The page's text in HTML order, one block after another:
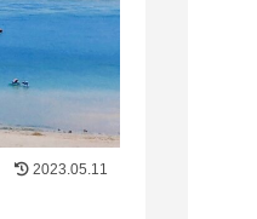
2023.05.11